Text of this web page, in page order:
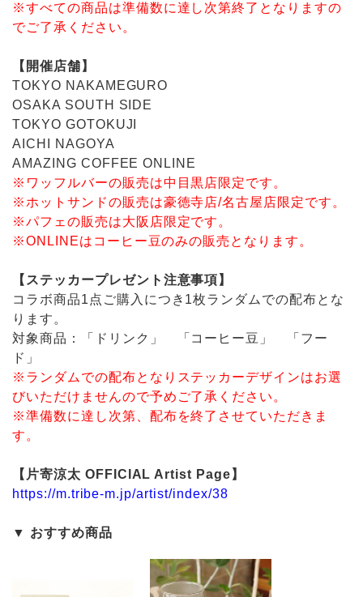
※すべての商品は準備数に達し次第終了となりますの
でご了承ください。
【開催店舗】
TOKYO NAKAMEGURO
OSAKA SOUTH SIDE
TOKYO GOTOKUJI
AICHI NAGOYA
AMAZING ­COFFEE ONLINE
※ワッフルバーの販売は中目黒店限定です。
※ホットサンドの販売は豪徳寺店/名古屋店限定です。
※パフェの販売は大阪店限定です。
※ONLINEはコーヒー豆のみの販売となります。
【ステッカープレゼント注意事項】
コラボ商品1点ご購入につき1枚ランダムでの配布とな
ります。
対象商品：「ドリンク」 「コーヒー豆」 「フー
ド」
※ランダムでの配布となりステッカーデザインはお選
びいただけませんので予めご了承ください。
※準備数に達し次第、配布を終了させていただきま
す。
【片寄涼太 OFFICIAL Artist Page】
https://m.tribe-m.jp/artist/index/38
▼ おすすめ商品